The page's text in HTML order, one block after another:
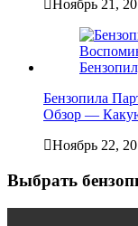
Ноябрь 21,
Бензопила
Обзор —
Ноябрь 22,
Выбрать